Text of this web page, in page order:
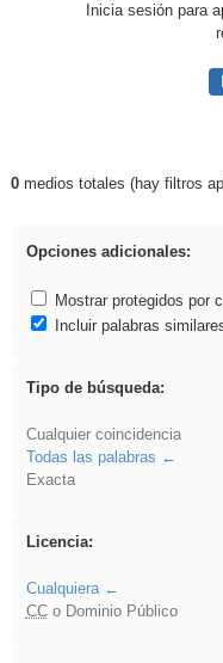
Inicia sesión para
Resultados de:
0medios totales (hay filtros
Opciones adicionales:
Mostrar protegidos por
Incluir palabras
Tipo de búsqueda:
Cualquier coincidencia
Todas las palabras
Exacta
Licencia:
Cualquiera
CCo Dominio Público